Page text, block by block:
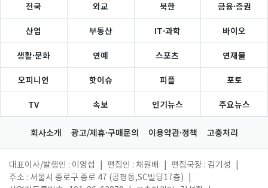
전국 외교 북한 금융·증권
산업 부동산 IT·과학 바이오
생활·문화 연예 스포츠 연재물
오피니언 핫이슈 피플 포토
TV 속보 인기뉴스 주요뉴스
회사소개 광고/제휴·구매문의 이용약관·정책 고충처리
대표이사/발행인 : 이영섭 편집인 : 채원배 편집국장 : 김기성
주소 : 서울시 종로구 종로 47 (공평동,SC빌딩17층)